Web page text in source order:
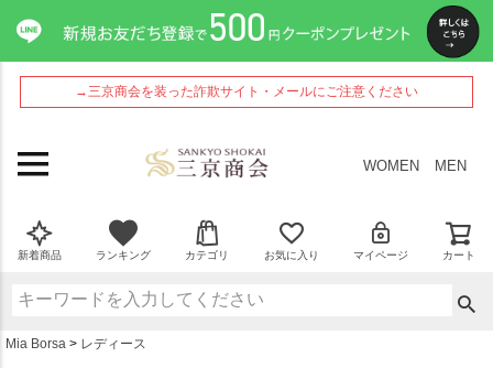
→三京商会を装った詐欺サイト・メールにご注意ください
WOMEN MEN
新着商品 ランキング カテゴリ お気に入り マイページ カート
Mia Borsa レディース
ペー
ジト
ップ
へ